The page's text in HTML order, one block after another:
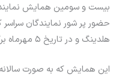
بیست و سومین همایش
حضور پر شور نمایندگان سراسر
هلدینگ و در تاریخ ۵ مهرماه برگزار گردید.
این همایش که به صورت سالانه